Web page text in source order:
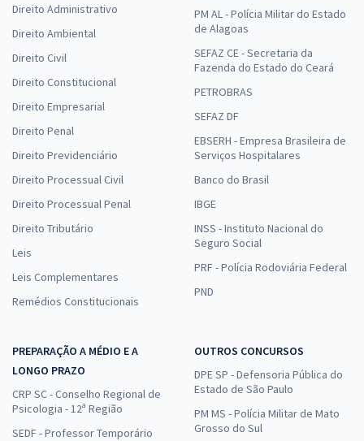
Direito Administrativo
Direito Ambiental
Direito Civil
Direito Constitucional
Direito Empresarial
Direito Penal
Direito Previdenciário
Direito Processual Civil
Direito Processual Penal
Direito Tributário
Leis
Leis Complementares
Remédios Constitucionais
PM AL - Polícia Militar do Estado
de Alagoas
SEFAZ CE - Secretaria da
Fazenda do Estado do Ceará
PETROBRAS
SEFAZ DF
EBSERH - Empresa Brasileira de
Serviços Hospitalares
Banco do Brasil
IBGE
INSS - Instituto Nacional do
Seguro Social
PRF - Polícia Rodoviária Federal
PND
PREPARAÇÃO A MÉDIO E A
LONGO PRAZO
CRP SC - Conselho Regional de
Psicologia - 12ª Região
SEDF - Professor Temporário
OUTROS CONCURSOS
DPE SP - Defensoria Pública do
Estado de São Paulo
PM MS - Polícia Militar de Mato
Grosso do Sul